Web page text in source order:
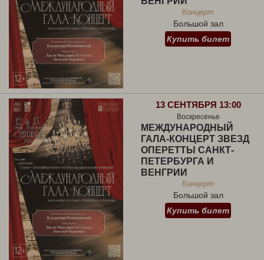
Концерт
Большой зал
Купить билет
13 СЕНТЯБРЯ 13:00
Воскресенье
МЕЖДУНАРОДНЫЙ
ГАЛА-КОНЦЕРТ ЗВЕЗД
ОПЕРЕТТЫ САНКТ-
ПЕТЕРБУРГА И
ВЕНГРИИ
Концерт
Большой зал
Купить билет